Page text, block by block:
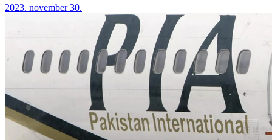
2023. november 30.